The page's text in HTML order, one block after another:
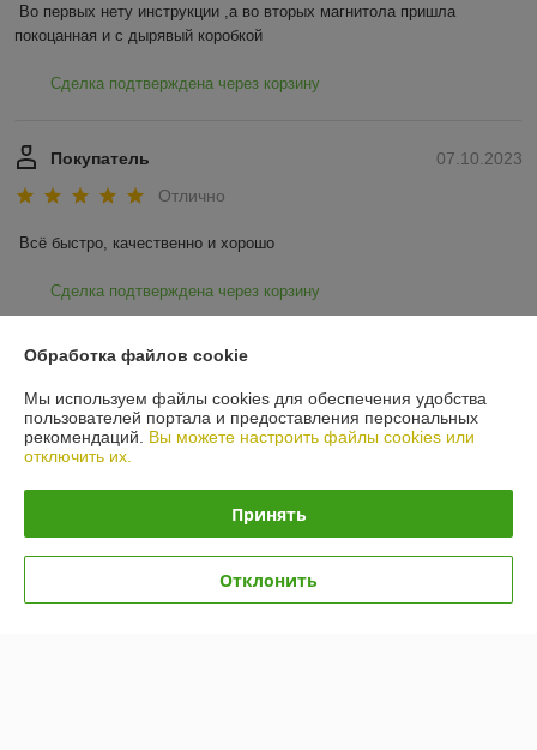
Во первых нету инструкции ,а во вторых магнитола пришла
покоцанная и с дырявый коробкой
Сделка подтверждена через корзину
07.10.2023
Покупатель
Отлично
Всё быстро, качественно и хорошо
Сделка подтверждена через корзину
Показать все отзывы
О нас
Контакты
Доставка и оплата
График работы
Обработка файлов cookie
Мы используем файлы cookies для обеспечения удобства
пользователей портала и предоставления персональных
рекомендаций. Вы можете настроить файлы cookies или
отключить их.
Принять
Отклонить